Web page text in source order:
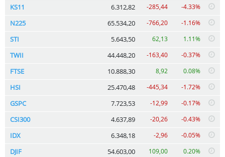
KS11 6.312,82 -285,44 -4.33%
N225 65.534,20 -766,20 -1.16%
STI 5.643,50 62,13 1.11%
TWII 44.448,20 -163,40 -0.37%
FTSE 10.888,30 8,92 0.08%
HSI 25.470,48 -445,34 -1.72%
GSPC 7.723,53 -12,99 -0.17%
CSI300 4.637,89 -20,26 -0.43%
IDX 6.348,18 -2,96 -0.05%
DJIF 54.603,00 109,00 0.20%